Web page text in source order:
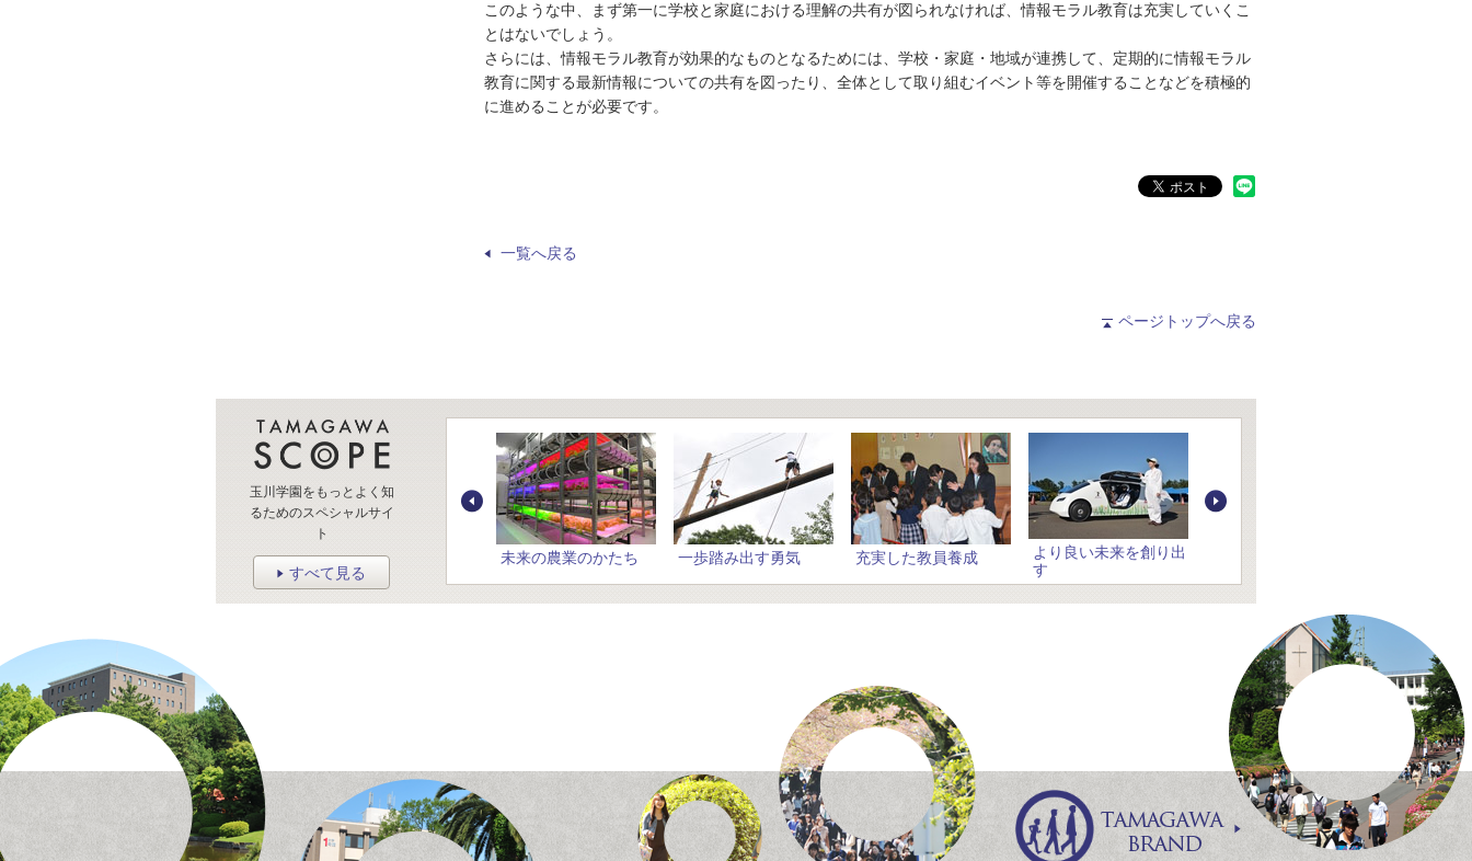
このような中、まず第一に学校と家庭における理解の共有が図られなければ、情報モラル教育は充実していくこ
とはないでしょう。
さらには、情報モラル教育が効果的なものとなるためには、学校・家庭・地域が連携して、定期的に情報モラル
教育に関する最新情報についての共有を図ったり、全体として取り組むイベント等を開催することなどを積極的
に進めることが必要です。
一覧へ戻る
ページトップへ戻る
玉川学園をもっとよく知
るためのスペシャルサイ
ト
すべて見る
未来の農業のかたち 一歩踏み出す勇気 充実した教員養成
より良い未来を創り出
す